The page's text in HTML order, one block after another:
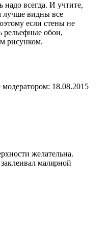
надо всегда. И учтите,
лучше видны все
если стены не
рельефные обои,
рисунком.
модератором: 18.08.2015
желательна.
малярной